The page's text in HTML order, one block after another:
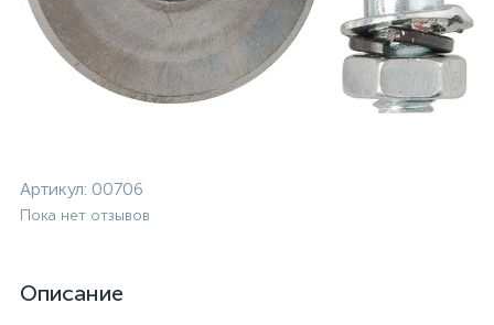
Артикул: 00706
Пока нет отзывов
Описание